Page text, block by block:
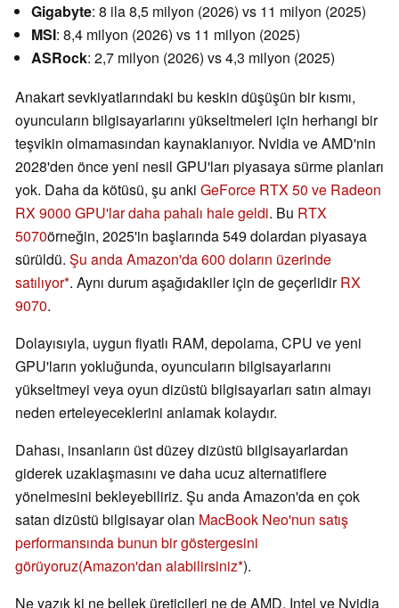
Gigabyte: 8 ila 8,5 milyon (2026) vs 11 milyon (2025)
MSI: 8,4 milyon (2026) vs 11 milyon (2025)
ASRock: 2,7 milyon (2026) vs 4,3 milyon (2025)
Anakart sevkiyatlarındaki bu keskin düşüşün bir kısmı,
oyuncuların bilgisayarlarını yükseltmeleri için herhangi bir
teşvikin olmamasından kaynaklanıyor. Nvidia ve AMD'nin
2028'den önce yeni nesil GPU'ları piyasaya sürme planları
yok. Daha da kötüsü, şu anki GeForce RTX 50 ve Radeon
RX 9000 GPU'lar daha pahalı hale geldi. Bu RTX
5070örneğin, 2025'in başlarında 549 dolardan piyasaya
sürüldü. Şu anda Amazon'da 600 doların üzerinde
satılıyor . Aynı durum aşağıdakiler için de geçerlidirRX
9070.
Dolayısıyla, uygun fiyatlı RAM, depolama, CPU ve yeni
GPU'ların yokluğunda, oyuncuların bilgisayarlarını
yükseltmeyi veya oyun dizüstü bilgisayarları satın almayı
neden erteleyeceklerini anlamak kolaydır.
Dahası, insanların üst düzey dizüstü bilgisayarlardan
giderek uzaklaşmasını ve daha ucuz alternatiflere
yönelmesini bekleyebiliriz. Şu anda Amazon'da en çok
satan dizüstü bilgisayar olan MacBook Neo'nun satış
performansında bunun bir göstergesini
görüyoruz(Amazon'dan alabilirsiniz ).
Ne yazık ki ne bellek üreticileri ne de AMD, Intel ve Nvidia